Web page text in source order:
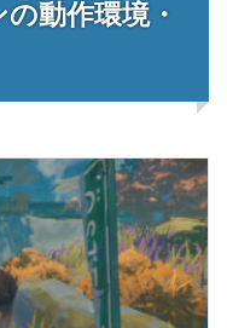
動作環境・